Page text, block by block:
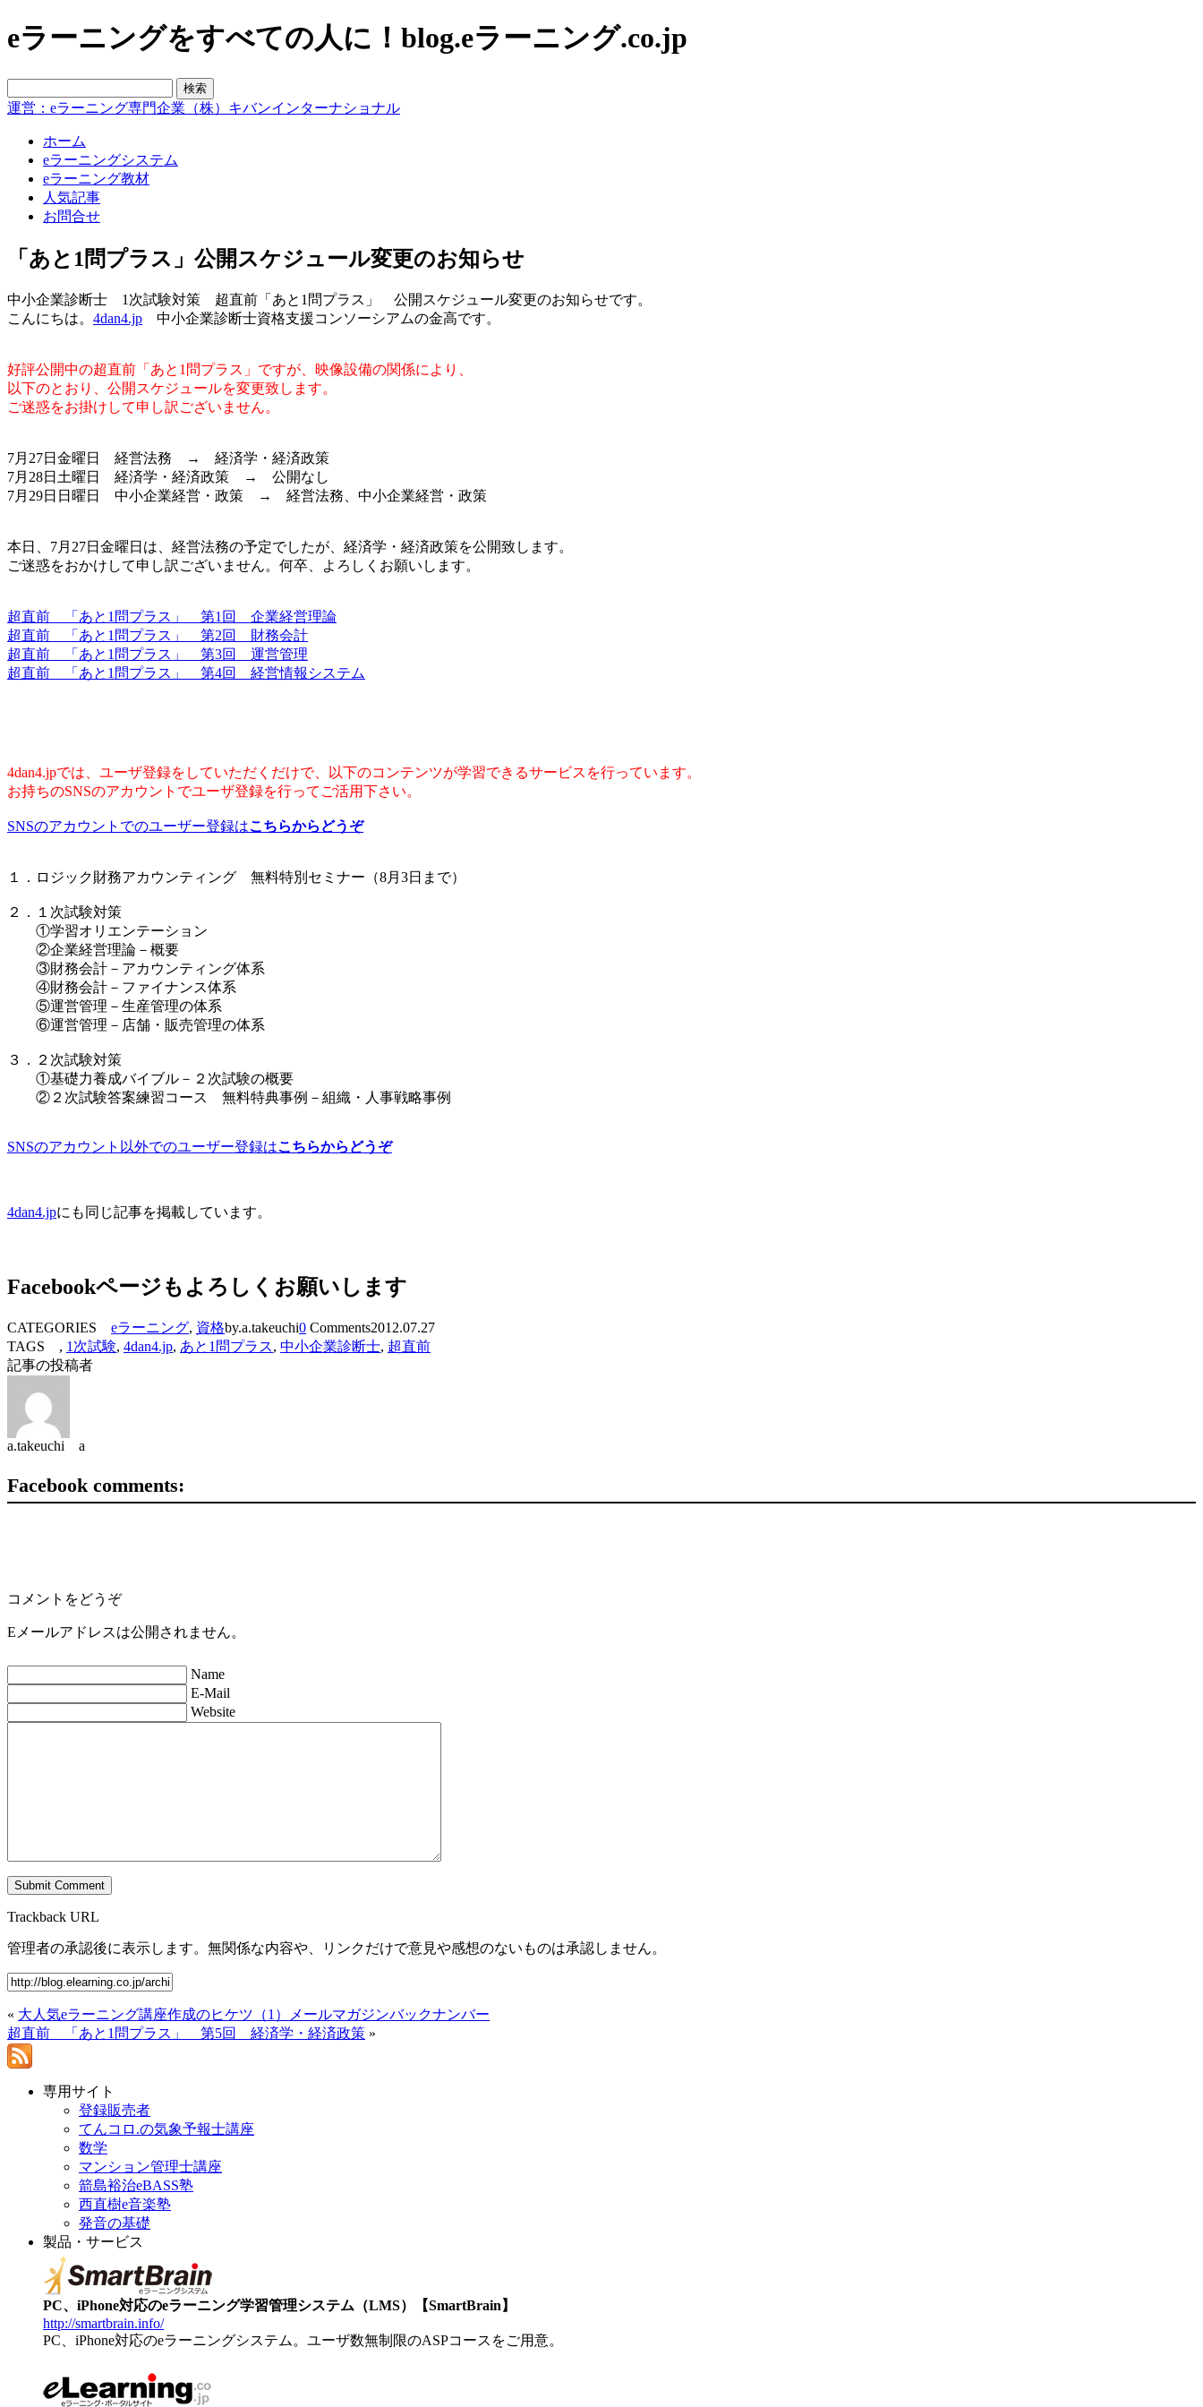
eラーニングをすべての人に！blog.eラーニング.co.jp
運営：eラーニング専門企業（株）キバンインターナショナル
ホーム
eラーニングシステム
eラーニング教材
人気記事
お問合せ
「あと1問プラス」公開スケジュール変更のお知らせ
中小企業診断士 1次試験対策 超直前「あと1問プラス」 公開スケジュール変更のお知らせです。
こんにちは。 4dan4.jp 中小企業診断士資格支援コンソーシアムの金高です。
好評公開中の超直前「あと1問プラス」ですが、映像設備の関係により、
以下のとおり、公開スケジュールを変更致します。
ご迷惑をお掛けして申し訳ございません。
7月27日金曜日 経営法務 → 経済学・経済政策
7月28日土曜日 経済学・経済政策 → 公開なし
7月29日日曜日 中小企業経営・政策 → 経営法務、中小企業経営・政策
本日、7月27日金曜日は、経営法務の予定でしたが、経済学・経済政策を公開致します。
ご迷惑をおかけして申し訳ございません。何卒、よろしくお願いします。
超直前 「あと1問プラス」 第1回 企業経営理論
超直前 「あと1問プラス」 第2回 財務会計
超直前 「あと1問プラス」 第3回 運営管理
超直前 「あと1問プラス」 第4回 経営情報システム
4dan4.jpでは、ユーザ登録をしていただくだけで、以下のコンテンツが学習できるサービスを行っています。
お持ちのSNSのアカウントでユーザ登録を行ってご活用下さい。
SNSのアカウントでのユーザー登録はこちらからどうぞ
１．ロジック財務アカウンティング 無料特別セミナー（8月3日まで）
２．１次試験対策
①学習オリエンテーション
②企業経営理論－概要
③財務会計－アカウンティング体系
④財務会計－ファイナンス体系
⑤運営管理－生産管理の体系
⑥運営管理－店舗・販売管理の体系
３．２次試験対策
①基礎力養成バイブル－２次試験の概要
②２次試験答案練習コース 無料特典事例－組織・人事戦略事例
SNSのアカウント以外でのユーザー登録はこちらからどうぞ
4dan4.jpにも同じ記事を掲載しています。
Facebookページもよろしくお願いします
CATEGORIES eラーニング, 資格by.a.takeuchi0 Comments2012.07.27
TAGS , 1次試験, 4dan4.jp, あと1問プラス, 中小企業診断士, 超直前
記事の投稿者
a.takeuchi a
Facebook comments:
コメントをどうぞ
Eメールアドレスは公開されません。
Name
E-Mail
Website
Trackback URL
管理者の承認後に表示します。無関係な内容や、リンクだけで意見や感想のないものは承認しません。
« 大人気eラーニング講座作成のヒケツ（1）メールマガジンバックナンバー
超直前 「あと1問プラス」 第5回 経済学・経済政策 »
専用サイト
登録販売者
てんコロ.の気象予報士講座
数学
マンション管理士講座
箭島裕治eBASS塾
西直樹e音楽塾
発音の基礎
製品・サービス
PC、iPhone対応のeラーニング学習管理システム（LMS）【SmartBrain】
http://smartbrain.info/
PC、iPhone対応のeラーニングシステム。ユーザ数無制限のASPコースをご用意。